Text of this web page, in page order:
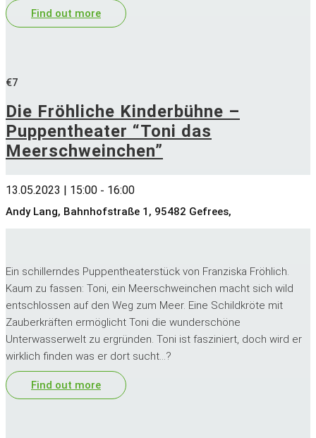
Find out more
€7
Die Fröhliche Kinderbühne –
Puppentheater “Toni das
Meerschweinchen”
13.05.2023 | 15:00 - 16:00
Andy Lang, Bahnhofstraße 1, 95482 Gefrees,
Ein schillerndes Puppentheaterstück von Franziska Fröhlich.
Kaum zu fassen: Toni, ein Meerschweinchen macht sich wild
entschlossen auf den Weg zum Meer. Eine Schildkröte mit
Zauberkräften ermöglicht Toni die wunderschöne
Unterwasserwelt zu ergründen. Toni ist fasziniert, doch wird er
wirklich finden was er dort sucht...?
Find out more